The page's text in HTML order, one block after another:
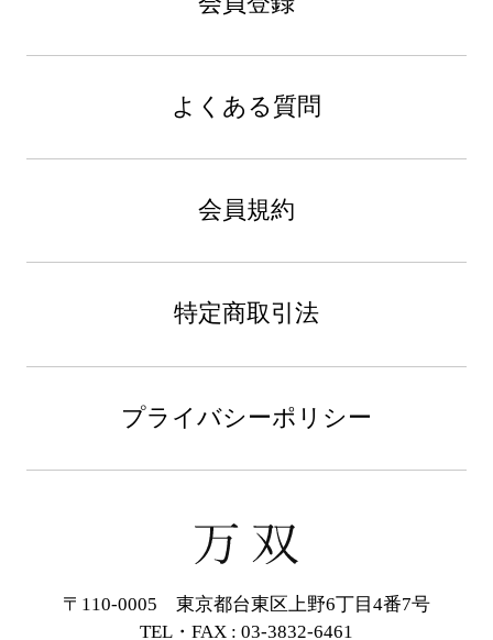
よくある質問
会員規約
特定商取引法
プライバシーポリシー
〒110-0005 東京都台東区上野6丁目4番7号
TEL・FAX : 03-3832-6461